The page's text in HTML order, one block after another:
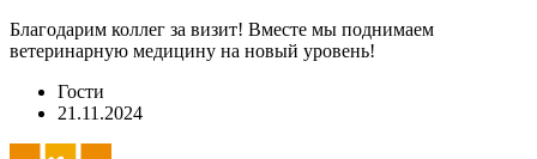
Благодарим коллег за визит! Вместе мы поднимаем
ветеринарную медицину на новый уровень!
Гости
21.11.2024